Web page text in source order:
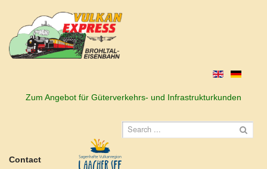
Zum Angebot für Güterverkehrs- und Infrastrukturkunden
Contact